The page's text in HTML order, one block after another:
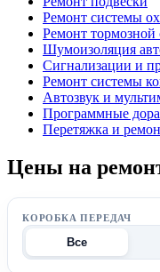
Ремонт системы
Ремонт тормозной
Шумоизоляция
Сигнализации и
Ремонт системы
Автозвук и
Программные
Перетяжка и
Цены на
КОРОБКА ПЕРЕДАЧ
Все